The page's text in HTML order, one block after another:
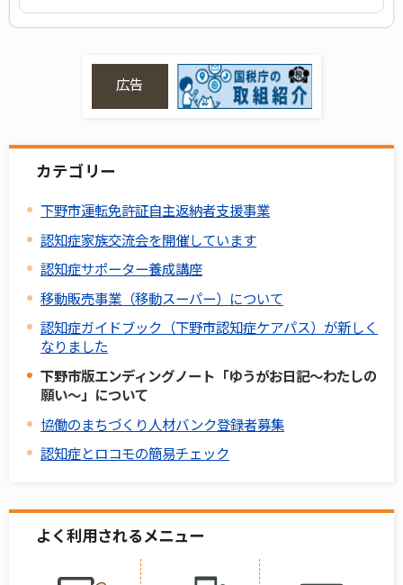
広告
カテゴリー
下野市運転免許証自主返納者支援事業
認知症家族交流会を開催しています
認知症サポーター養成講座
移動販売事業（移動スーパー）について
認知症ガイドブック（下野市認知症ケアパス）が新しく
なりました
下野市版エンディングノート「ゆうがお日記～わたしの
願い～」について
協働のまちづくり人材バンク登録者募集
認知症とロコモの簡易チェック
よく利用されるメニュー